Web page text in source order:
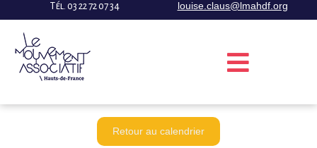
$patternTél. 03 22 72 07 34 louise.claus@lmahdf.org
Retour au calendrier